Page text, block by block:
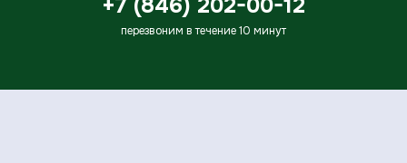
+7 (846) 202-00-12
перезвоним в течение 10 минут